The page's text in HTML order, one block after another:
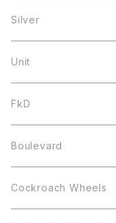
Silver
Unit
FkD
Boulevard
Cockroach Wheels